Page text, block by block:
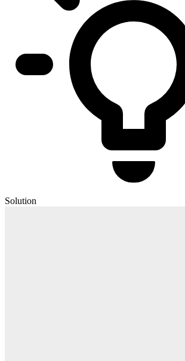
Solution